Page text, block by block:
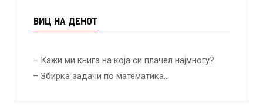
ВИЦ НА ДЕНОТ
– Кажи ми книга на која си плачел најмногу?
– Збирка задачи по математика…